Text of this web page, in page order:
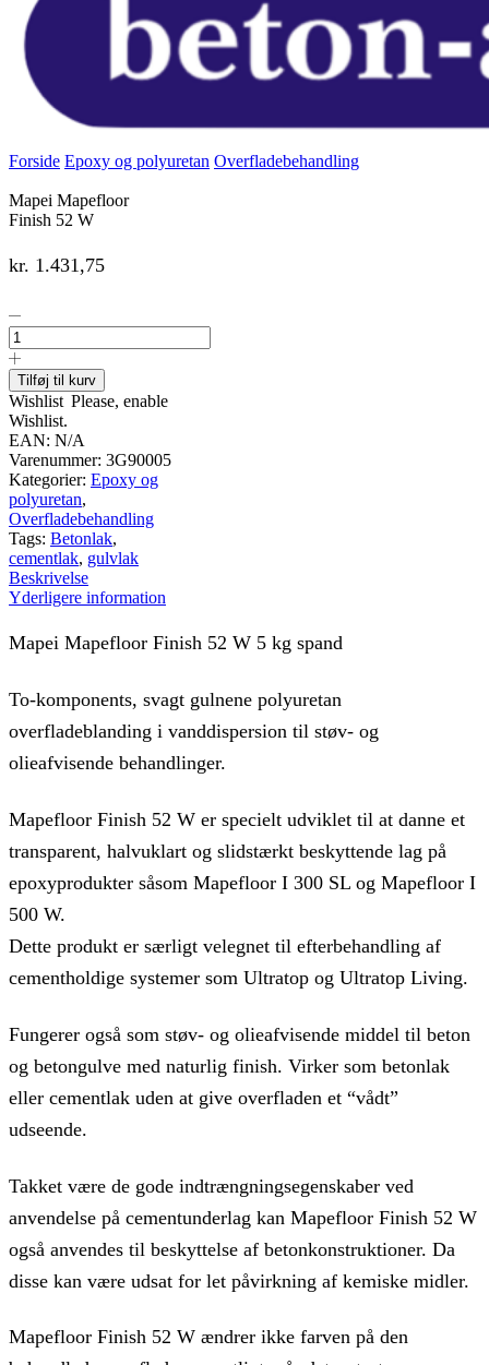
Forside Epoxy og polyuretan Overfladebehandling
Mapei Mapefloor
Finish 52 W
kr. 1.431,75
Mapei
Finish
52
W
antal
Tilføj til kurv
Wishlist Please, enable
Wishlist.
EAN: N/A
Varenummer: 3G90005
Kategorier: Epoxy og
polyuretan,
Overfladebehandling
Tags: Betonlak,
cementlak, gulvlak
Beskrivelse
Yderligere information
Mapei Mapefloor Finish 52 W 5 kg spand
To-komponents, svagt gulnene polyuretan
overfladeblanding i vanddispersion til støv- og
olieafvisende behandlinger.
Mapefloor Finish 52 W er specielt udviklet til at danne et
transparent, halvuklart og slidstærkt beskyttende lag på
epoxyprodukter såsom Mapefloor I 300 SL og Mapefloor I
500 W.
Dette produkt er særligt velegnet til efterbehandling af
cementholdige systemer som Ultratop og Ultratop Living.
Fungerer også som støv- og olieafvisende middel til beton
og betongulve med naturlig finish. Virker som betonlak
eller cementlak uden at give overfladen et “vådt”
udseende.
Takket være de gode indtrængningsegenskaber ved
anvendelse på cementunderlag kan Mapefloor Finish 52 W
også anvendes til beskyttelse af betonkonstruktioner. Da
disse kan være udsat for let påvirkning af kemiske midler.
Mapefloor Finish 52 W ændrer ikke farven på den